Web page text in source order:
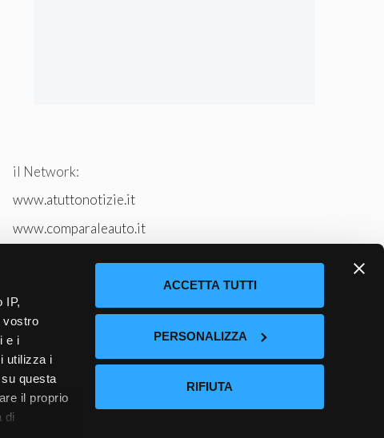
IP,
vostro
e i
utilizza i
questa
il proprio
di
ACCETTA TUTTI
PERSONALIZZA
RIFIUTA
il Network:
www.atuttonotizie.it
www.comparaleauto.it